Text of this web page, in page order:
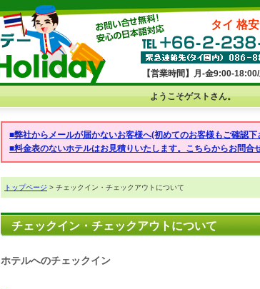
タイ 格
【営業時間】月-金9:00-
ようこそゲストさん。
■弊社からメールが届かないお客様へ(初めてのお客様もご確認下
■料金表のないホテルはお見積りいたします。こちらからお問合
トップページ > チェックイン・チェックアウトについて
チェックイン・チェックアウトについて
ホテルへのチェックイン